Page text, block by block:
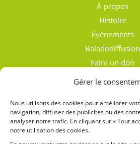
Gérer le
Nous utilisons des cookies pour améliorer
navigation, diffuser des publicités ou des
analyser notre trafic. En cliquant sur « Tout
notre utilisation des cookies.
À propos
Histoire
Événements
Baladodiffusion
Faire un don
Nous joindre
Conditions générales